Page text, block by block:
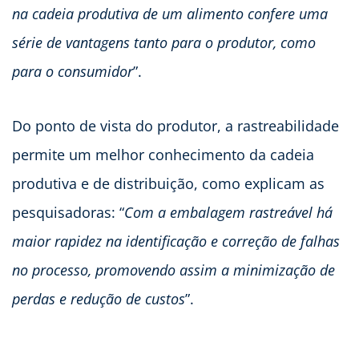
na cadeia produtiva de um alimento confere uma
série de vantagens tanto para o produtor, como
para o consumidor”.
Do ponto de vista do produtor, a rastreabilidade
permite um melhor conhecimento da cadeia
produtiva e de distribuição, como explicam as
pesquisadoras: “Com a embalagem rastreável há
maior rapidez na identificação e correção de falhas
no processo, promovendo assim a minimização de
perdas e redução de custos”.